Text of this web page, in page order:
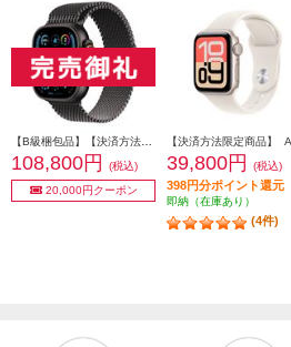
108,800円
(税込)
20,000円クーポン
39,800円 (税込)
398円分ポイント還元
即納（在庫あり）
(4件)